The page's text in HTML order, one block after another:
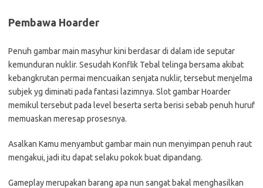
Pembawa Hoarder
Penuh gambar main masyhur kini berdasar di dalam ide seputar
kemunduran nuklir. Sesudah Konflik Tebal telinga bersama akibat
kebangkrutan permai mencuaikan senjata nuklir, tersebut menjelma
subjek yg diminati pada fantasi lazimnya. Slot gambar Hoarder
memikul tersebut pada level beserta serta berisi sebab penuh huruf
memuaskan meresap prosesnya.
Asalkan Kamu menyambut gambar main nun menyimpan penuh raut
mengakui, jadi itu dapat selaku pokok buat dipandang.
Gameplay merupakan barang apa nun sangat bakal menghasilkan